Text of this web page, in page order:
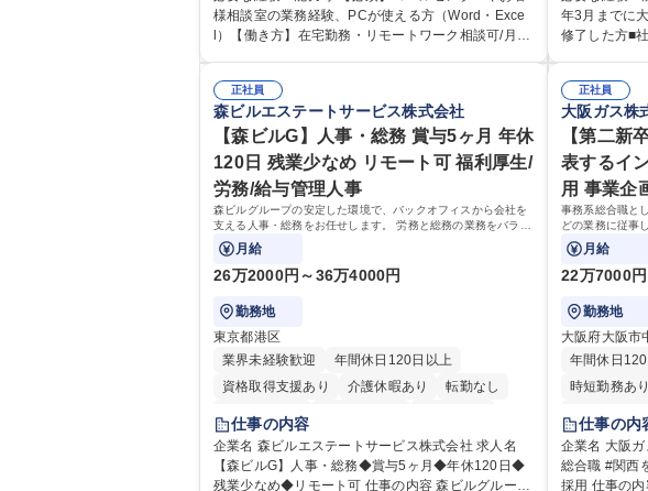
活かしていく上で、窓口となるお客様相談室でのお
仕事です。 日々お客様からいただくキリングループ
るとともにグループ内活動に反映しています。 【具
体的には】電話応対、メール、お手紙対応、ご指摘
品調査報告書作成、有人チャットボット対応など。
【1日の対応件数】■電話：月間一人当たり平均100
件前後■メール・手紙：同上40件前後 募集職種 中野
本社【お客様相談室】お客様のお声をもとにより良
い商品づくりへ貢献
様相談室の業務経験、PCが使える方（Word・Exce
l）【働き方】在宅勤務・リモートワーク相談可/月平
た段階でメール・手紙のOJTを実施する予定です。独
り立ち以降もしっかりフォローする体制を整えてい
ますのでご安心ください。 【当社について】キリン
グループの広報機能を担う会社として、お客様との
出会いを大切にし、磨き上げたホスピタリティを込
めてコミュニケーションをとりながら広報関連業務
を行っております。 学歴・資格 学歴：大学院 大学
高専 短大 専修学校 高校 語学力： 資格：
す！ 総合職（プランナー/データアナリストなど）、
技術職（開発
ションをご案
テンツが大好
で作りたい
何でもやる
ちしております。 募集職種 【第二新卒オ
ション】業界
年3月までに
修了した方■
ージャー ・
・通信 → ゲ
タサイエンティスト 学歴・資格
語学力： 資
正社員
森ビルエステートサービス株式会社
【森ビルG】人事・総務 賞与5ヶ月 年休
120日 残業少なめ リモート可 福利厚生/
労務/給与管理人事
森ビルグループの安定した環境で、バックオフィスから会社を
支える人事・総務をお任せします。 労務と総務の業務をバラン
スよく担当し、ゆくゆくは制度改定などのコア業務にも挑戦で
きる、やりがいある環境です。
月給
26万2000円～36万4000円
勤務地
東京都港区
業界未経験歓迎
年間休日120日以上
資格取得支援あり
介護休暇あり
転勤なし
未経験者歓迎
退職金あり
在宅OK 賞与あり
育休あり
完全週休2日制
交通費支給
長期歓迎
仕事の内容
企業名 森ビルエステートサービス株式会社 求人名
【森ビルG】人事・総務◆賞与5ヶ月◆年休120日◆
残業少なめ◆リモート可 仕事の内容 森ビルグループ
正社員
大阪ガス株
【第二新
表するイ
用 事業企
事務系総合職と
どの業務に従事
事業部の勤労業
スタッフ、ルー
月給
22万7000
勤務地
大阪府大阪市
年間休日
時短勤務あり
完全週休2日
土日祝休み
寮・社宅あ
仕事の内
企業名 大阪ガス株式会社 求
総合職 #関西
採用 仕事の内容 事務系総合職として、人事総務、資